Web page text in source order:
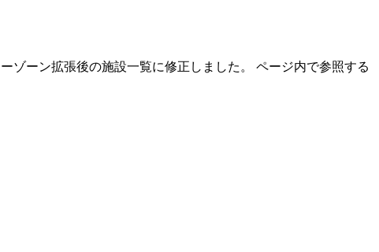
ゾーン拡張後の施設一覧に修正しました。 ページ内で参照する